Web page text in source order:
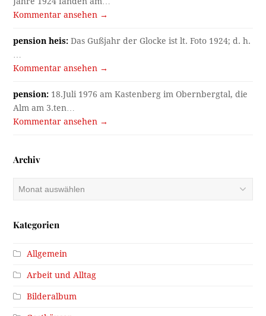
Kommentar ansehen →
pension heis: Das Gußjahr der Glocke ist lt. Foto 1924; d. h.
Kommentar ansehen →
pension: 18.Juli 1976 am Kastenberg im Obernbergtal, die
Alm am 3.ten…
Kommentar ansehen →
Archiv
Kategorien
Allgemein
Arbeit und Alltag
Bilderalbum